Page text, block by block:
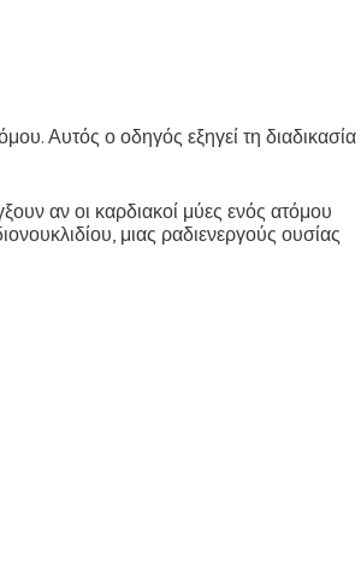
Αυτός ο οδηγός εξηγεί τη διαδικασία
αν οι καρδιακοί μύες ενός ατόμου
μιας ραδιενεργούς ουσίας